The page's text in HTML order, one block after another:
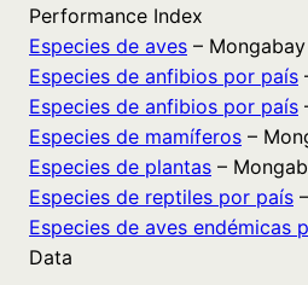
Performance Index
Especies de aves – Mongabay
Especies de anfibios por país
Especies de anfibios por país
Especies de mamíferos –
Especies de plantas –
Especies de reptiles por país
Especies de aves endémicas
Data